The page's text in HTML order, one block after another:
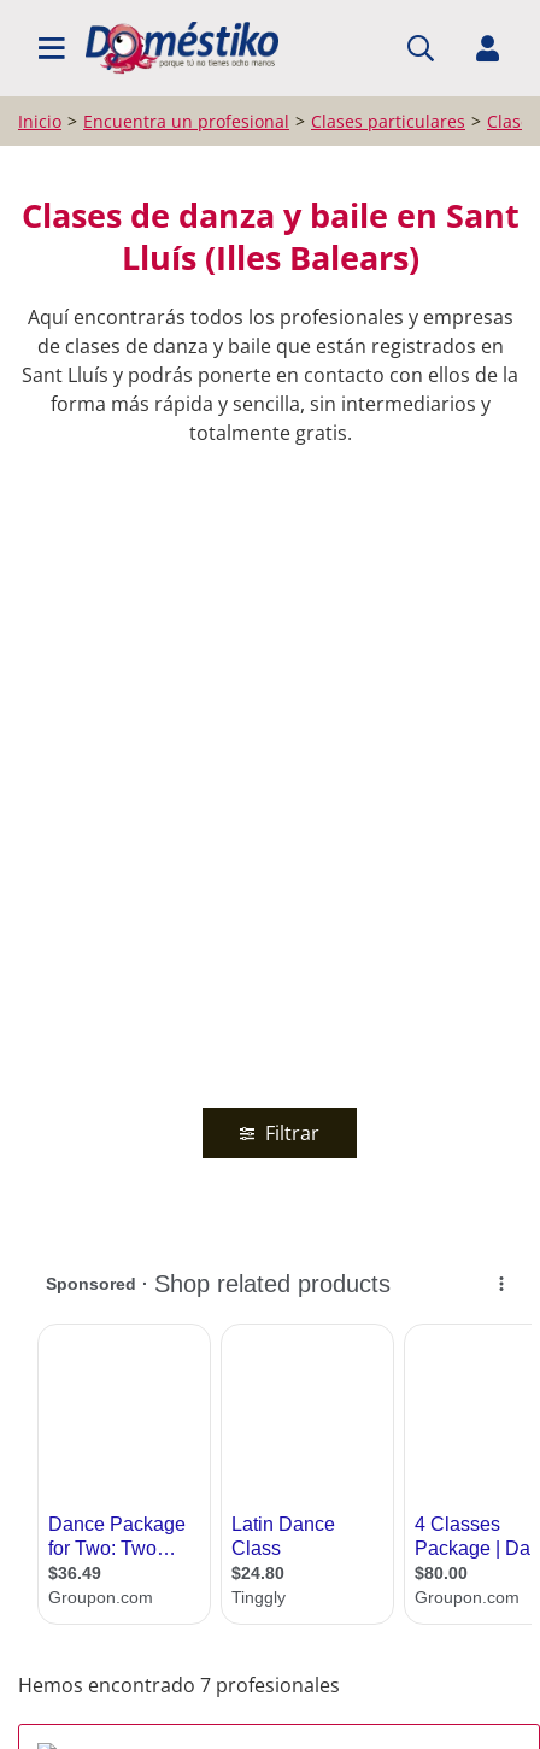
BUSCAR PROFESIONALES
Inicio Encuentra un profesional Clases particulares
Clases de danza y baile en Sant
Lluís (Illes Balears)
Aquí encontrarás todos los profesionales y empresas
de clases de danza y baile que están registrados en
Sant Lluís y podrás ponerte en contacto con ellos de la
forma más rápida y sencilla, sin intermediarios y
totalmente gratis.
Filtrar
Hemos encontrado 7 profesionales